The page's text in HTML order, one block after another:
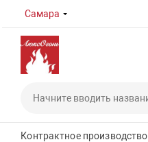
Самара
Контрактное производство